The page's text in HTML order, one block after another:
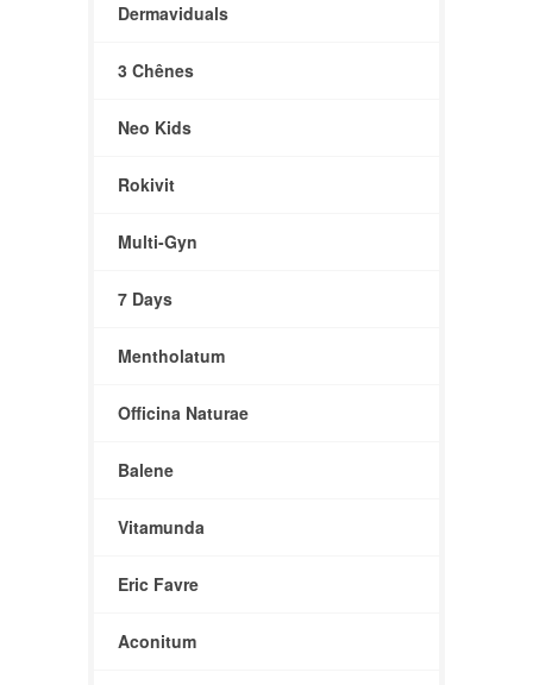
Dermaviduals
3 Chênes
Neo Kids
Rokivit
Multi-Gyn
7 Days
Mentholatum
Officina Naturae
Balene
Vitamunda
Eric Favre
Aconitum